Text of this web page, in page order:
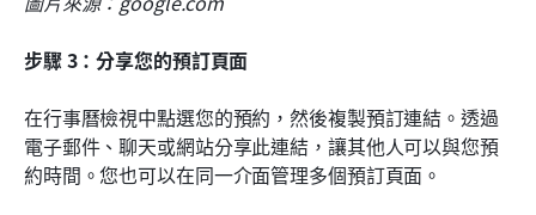
步驟 3：分享您的預訂頁面
在行事曆檢視中點選您的預約，然後複製預訂連結。透過
電子郵件、聊天或網站分享此連結，讓其他人可以與您預
約時間。您也可以在同一介面管理多個預訂頁面。